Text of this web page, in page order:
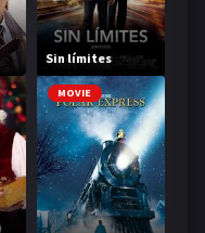
Sin límites
MOVIE